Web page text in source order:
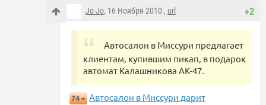
+2
Jo-Jo, 16 Ноября 2010 , url
Автосалон в Миссури предлагает
клиентам, купившим пикап, в подарок
автомат Калашникова АК-47.
74
Автосалон в Миссури дарит